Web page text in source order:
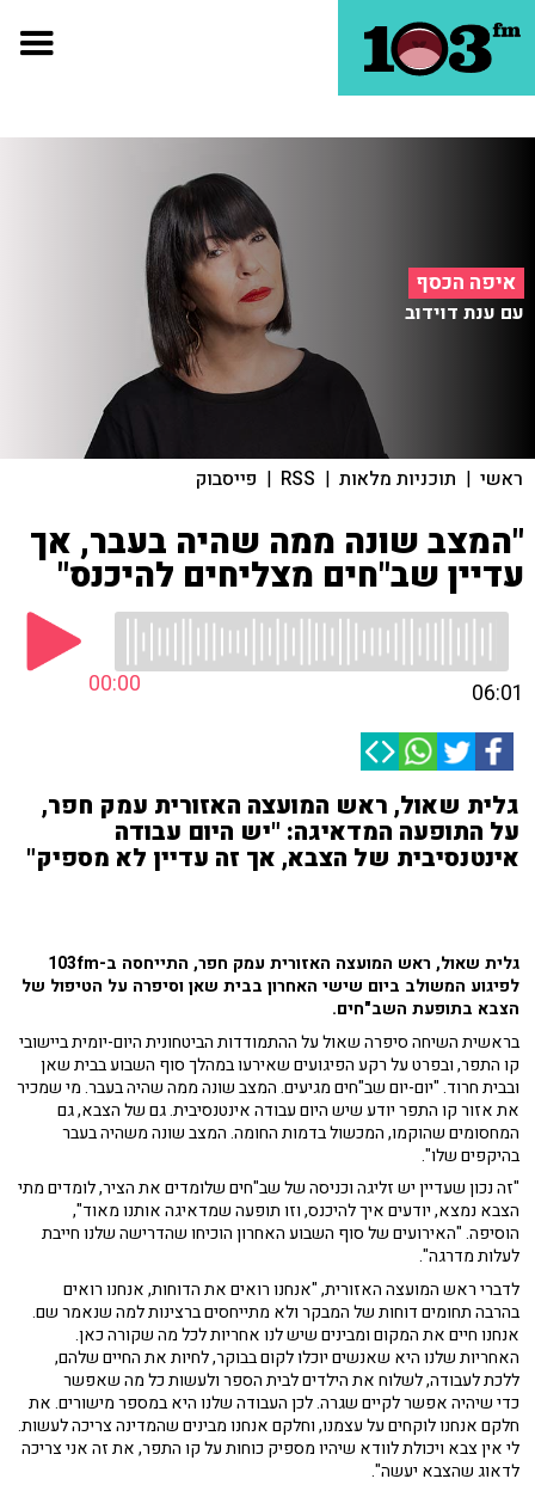
איפה הכסף
עם ענת דוידוב
ראשי | תוכניות מלאות |
RSS
| פייסבוק
"המצב שונה ממה שהיה בעבר, אך
עדיין שב"חים מצליחים להיכנס"
00:00 06:01
גלית שאול, ראש המועצה האזורית עמק חפר,
על התופעה המדאיגה: "יש היום עבודה
אינטנסיבית של הצבא, אך זה עדיין לא מספיק"
גלית שאול, ראש המועצה האזורית עמק חפר, התייחסה ב-103fm
לפיגוע המשולב ביום שישי האחרון בבית שאן וסיפרה על הטיפול של
הצבא בתופעת השב"חים.
בראשית השיחה סיפרה שאול על ההתמודדות הביטחונית היום-יומית ביישובי
קו התפר, ובפרט על רקע הפיגועים שאירעו במהלך סוף השבוע בבית שאן
ובבית חרוד. "יום-יום שב"חים מגיעים. המצב שונה ממה שהיה בעבר. מי שמכיר
את אזור קו התפר יודע שיש היום עבודה אינטנסיבית. גם של הצבא, גם
המחסומים שהוקמו, המכשול בדמות החומה. המצב שונה משהיה בעבר
בהיקפים שלו".
"זה נכון שעדיין יש זליגה וכניסה של שב"חים שלומדים את הציר, לומדים מתי
הצבא נמצא, יודעים איך להיכנס, וזו תופעה שמדאיגה אותנו מאוד",
הוסיפה. "האירועים של סוף השבוע האחרון הוכיחו שהדרישה שלנו חייבת
לעלות מדרגה".
לדברי ראש המועצה האזורית, "אנחנו רואים את הדוחות, אנחנו רואים
בהרבה תחומים דוחות של המבקר ולא מתייחסים ברצינות למה שנאמר שם.
אנחנו חיים את המקום ומבינים שיש לנו אחריות לכל מה שקורה כאן.
האחריות שלנו היא שאנשים יוכלו לקום בבוקר, לחיות את החיים שלהם,
ללכת לעבודה, לשלוח את הילדים לבית הספר ולעשות כל מה שאפשר
כדי שיהיה אפשר לקיים שגרה. לכן העבודה שלנו היא במספר מישורים. את
חלקם אנחנו לוקחים על עצמנו, וחלקם אנחנו מבינים שהמדינה צריכה לעשות.
לי אין צבא ויכולת לוודא שיהיו מספיק כוחות על קו התפר, את זה אני צריכה
לדאוג שהצבא יעשה".